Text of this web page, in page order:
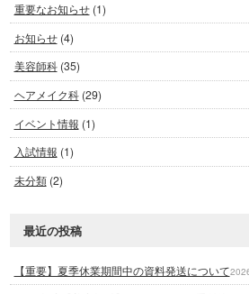
重要なお知らせ(1)
お知らせ(4)
美容師科(35)
ヘアメイク科(29)
イベント情報 (1)
入試情報 (1)
未分類(2)
最近の投稿
【重要】夏季休業期間中の資料発送について